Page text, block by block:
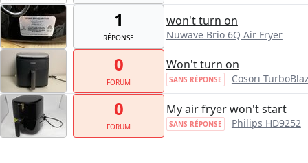
1
RÉPONSE
won't turn on
Nuwave Brio 6Q Air Fryer
0
FORUM
Won't turn on
SANS RÉPONSE Cosori
0
FORUM
My air fryer won't start
SANS RÉPONSE Philips HD9252